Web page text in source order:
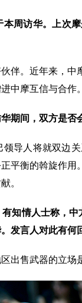
周访华。上次
伴。近年来，
中摩互信与合作
期间，双方是否
导人将就双边
平衡的斡旋作
。
知情人士称，
发言人对此有何
出售武器的立